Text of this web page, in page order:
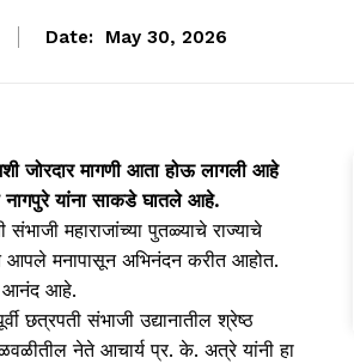
Date: May 30, 2026
जोरदार मागणी आता होऊ लागली आहे
नागपुरे यांना साकडे घातले आहे.
महाराजांच्या पुतळ्याचे राज्याचे
आपले मनापासून अभिनंदन करीत आहोत.
आनंद आहे.
छत्रपती संभाजी उद्यानातील श्रेष्ठ
नेते आचार्य प्र. के. अत्रे यांनी हा